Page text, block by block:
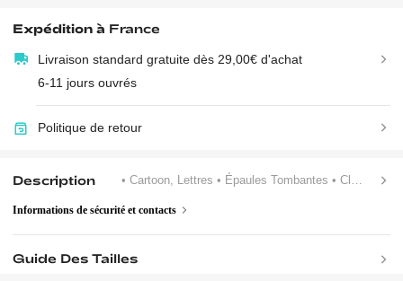
Expédition à France
Livraison standard gratuite dès 29,00€ d'achat
6-11 jours ouvrés
Politique de retour
Description • Cartoon, Lettres • Épaules Tombantes • Classique
Informations de sécurité et contacts
Guide Des Tailles